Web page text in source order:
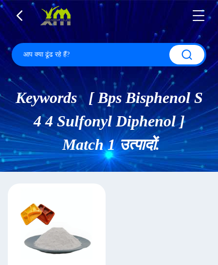
Keywords [ Bps Bisphenol S
4 4 Sulfonyl Diphenol ]
Match 1 उत्पादों.